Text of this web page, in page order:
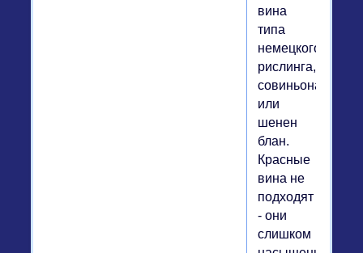
вина
типа
немецкого
рислинга,
совиньона
или
шенен
блан.
Красные
вина не
подходят
- они
слишком